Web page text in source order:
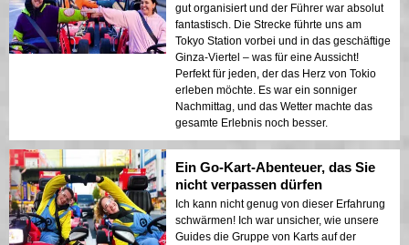
gut organisiert und der Führer war absolut
fantastisch. Die Strecke führte uns am
Tokyo Station vorbei und in das geschäftige
Ginza-Viertel – was für eine Aussicht!
Perfekt für jeden, der das Herz von Tokio
erleben möchte. Es war ein sonniger
Nachmittag, und das Wetter machte das
gesamte Erlebnis noch besser.
Ein Go-Kart-Abenteuer, das Sie
nicht verpassen dürfen
Ich kann nicht genug von dieser Erfahrung
schwärmen! Ich war unsicher, wie unsere
Guides die Gruppe von Karts auf der